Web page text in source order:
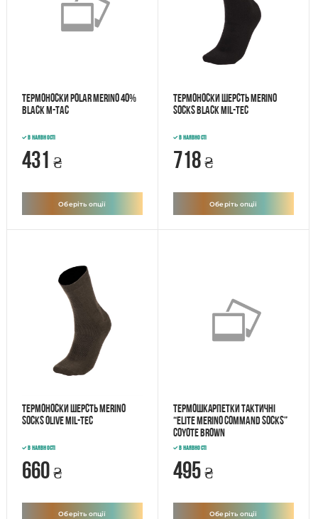
Термоноски Polar Merino 40%
Black M-Tac
В наявності
431 ₴
Оберіть опції
Термоноски шерсть MERINO
SOCKS Black MIL-TEC
В наявності
718 ₴
Оберіть опції
Термоноски шерсть MERINO
SOCKS OLIVE MIL-TEC
В наявності
660 ₴
Оберіть опції
Термошкарпетки тактичні
“Elite Merino Command Socks”
Coyote Brown
В наявності
495 ₴
Оберіть опції